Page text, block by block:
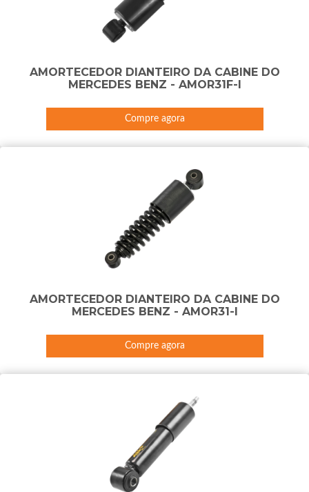
AMORTECEDOR DIANTEIRO DA CABINE DO
MERCEDES BENZ - AMOR31F-I
Compre agora
AMORTECEDOR DIANTEIRO DA CABINE DO
MERCEDES BENZ - AMOR31-I
Compre agora